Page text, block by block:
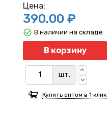
Цена:
390.00 ₽
В корзину
шт.
В наличии на складе
Купить оптом в 1 клик